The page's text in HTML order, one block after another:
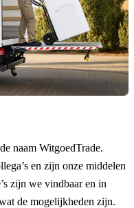
naam WitgoedTrade.
en zijn onze middelen
zijn we vindbaar en in
de mogelijkheden zijn.